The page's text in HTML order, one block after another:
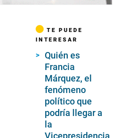
TE PUEDE
INTERESAR
Quién es
Francia
Márquez, el
fenómeno
político que
podría llegar a
la
Vicepresidencia